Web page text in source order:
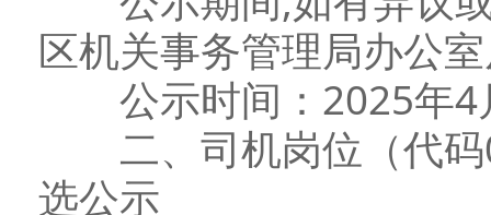
区机关事务管理局办公
公示时间：2025年4
二、司机岗位（代码
选公示